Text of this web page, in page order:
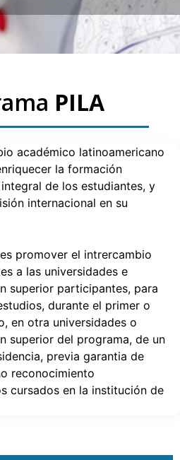
PILA
académico latinoamericano
la formación
de los estudiantes, y
internacional en su
promover el intrercambio
a las universidades e
superior participantes, para
durante el primer o
en otra universidades o
superior del programa, de un
previa garantia de
reconocimiento
cursados en la institución de